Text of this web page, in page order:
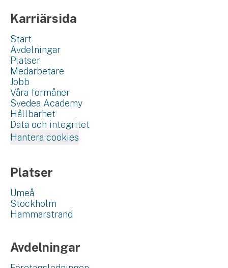
Karriärsida
Start
Avdelningar
Platser
Medarbetare
Jobb
Våra förmåner
Svedea Academy
Hållbarhet
Data och integritet
Hantera cookies
Platser
Umeå
Stockholm
Hammarstrand
Avdelningar